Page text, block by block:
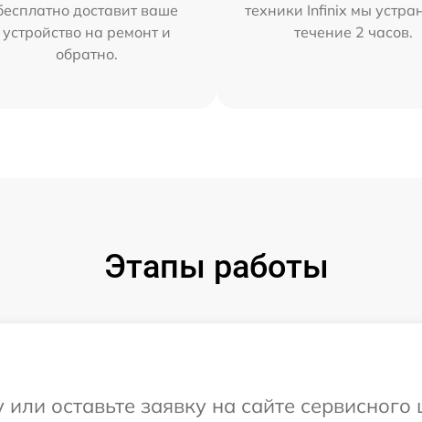
доставит ваше
устройство на ремонт и
обратно.
техники Infinix мы
течение 2 часов.
Этапы работы
оставьте заявку на сайте